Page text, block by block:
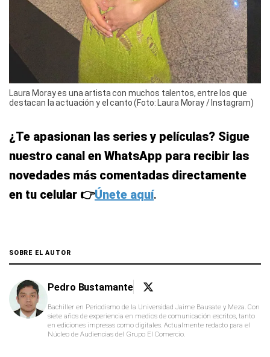
Laura Moray es una artista con muchos talentos, entre los que
destacan la actuación y el canto (Foto: Laura Moray / Instagram)
¿Te apasionan las series y películas? Sigue
nuestro canal en WhatsApp para recibir las
novedades más comentadas directamente
en tu celular 👉Únete aquí.
SOBRE EL AUTOR
Pedro Bustamante
Bachiller en Periodismo de la Universidad Jaime Bausate y Meza. Con
siete años de experiencia en medios de comunicación escritos, tanto
en ediciones impresas como digitales. Actualmente redacto para el
Núcleo de Audiencias del Grupo El Comercio.